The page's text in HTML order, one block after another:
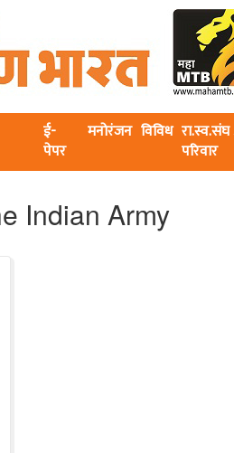
ई-
पेपर
मनोरंजन विविध
परिवार
Indian Army